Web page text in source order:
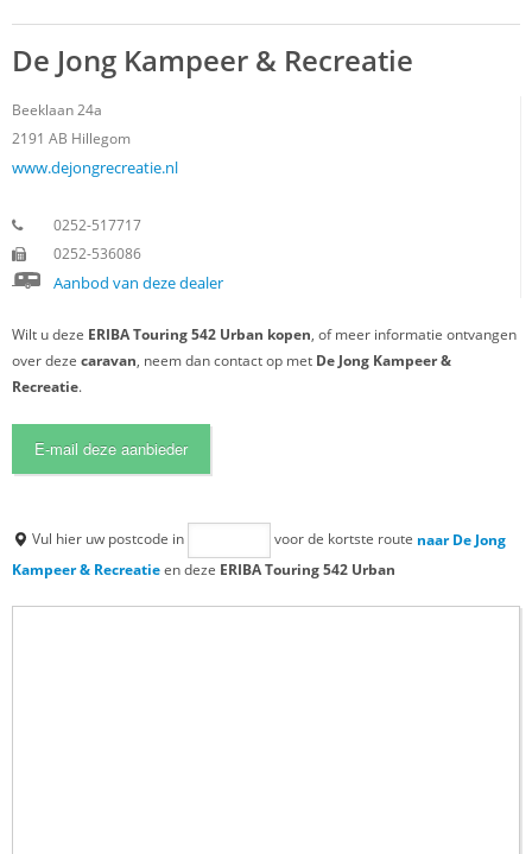
De Jong Kampeer & Recreatie
Beeklaan 24a
2191 AB Hillegom
www.dejongrecreatie.nl
0252-517717
0252-536086
Aanbod van deze dealer
Wilt u deze ERIBA Touring 542 Urban kopen, of meer informatie ontvangen
over deze caravan, neem dan contact op met De Jong Kampeer &
Recreatie.
E-mail deze aanbieder
Vul hier uw postcode in voor de kortste route naar De Jong
Kampeer & Recreatieen deze ERIBA Touring 542 Urban